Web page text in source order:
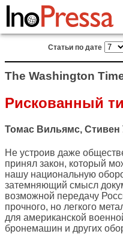
Статьи по дате
The Washington
Рискованный
Томас Вильямс, Стивен
Не устроив даже
принял закон, который
нашу национальную
затемняющий смысл
возможной передачу
прочного, но легкого
для американской
бронемашин и других